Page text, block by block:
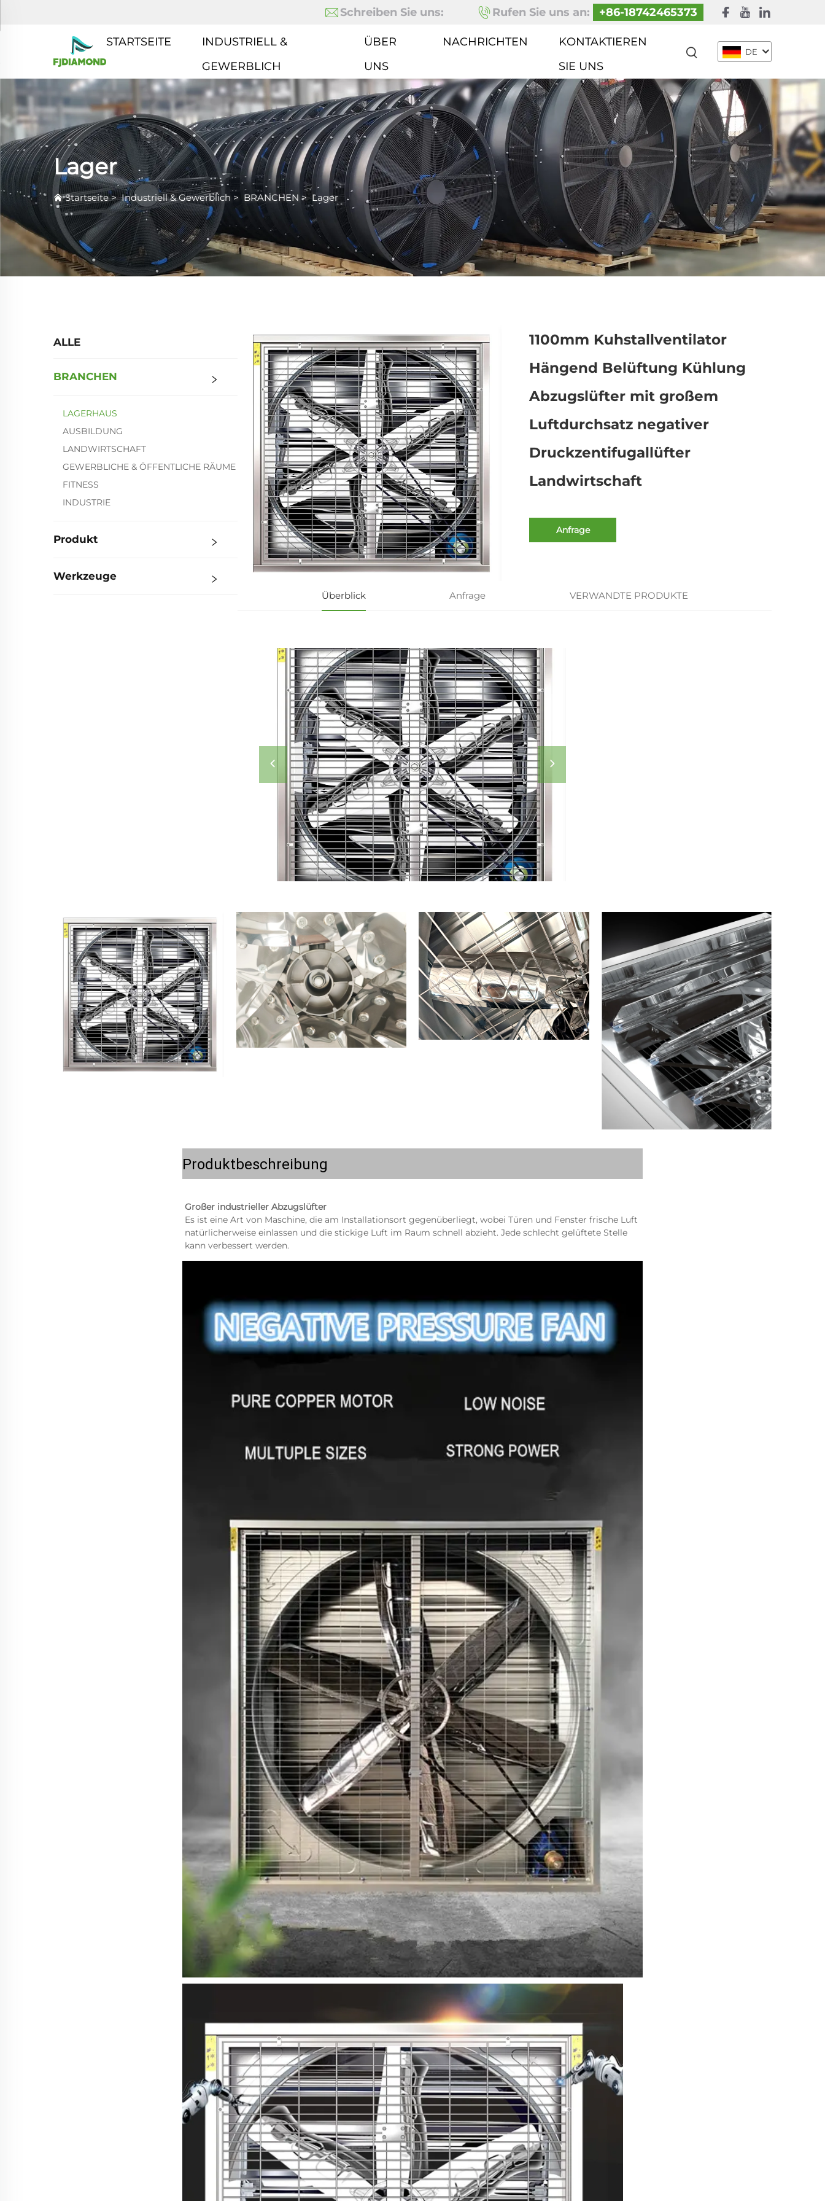
Schreiben Sie uns: Rufen Sie uns an: +86-18742465373
STARTSEITE
INDUSTRIELL &
GEWERBLICH
ÜBER
UNS
NACHRICHTEN
KONTAKTIEREN
SIE UNS
DE
Lager
Startseite>Industriell & Gewerblich > BRANCHEN >Lager
ALLE
BRANCHEN
LAGERHAUS
AUSBILDUNG
LANDWIRTSCHAFT
GEWERBLICHE & ÖFFENTLICHE RÄUME
FITNESS
INDUSTRIE
Produkt
Werkzeuge
1100mm Kuhstallventilator
Hängend Belüftung Kühlung
Abzugslüfter mit großem
Luftdurchsatz negativer
Druckzentifugallüfter
Landwirtschaft
Anfrage
Überblick Anfrage VERWANDTE PRODUKTE
Produktbeschreibung
Großer industrieller Abzugslüfter
Es ist eine Art von Maschine, die am Installationsort gegenüberliegt, wobei Türen und Fenster frische Luft
natürlicherweise einlassen und die stickige Luft im Raum schnell abzieht. Jede schlecht gelüftete Stelle
kann verbessert werden.